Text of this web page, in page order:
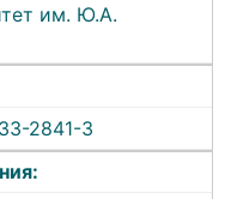
им. Ю.А.
2841-3